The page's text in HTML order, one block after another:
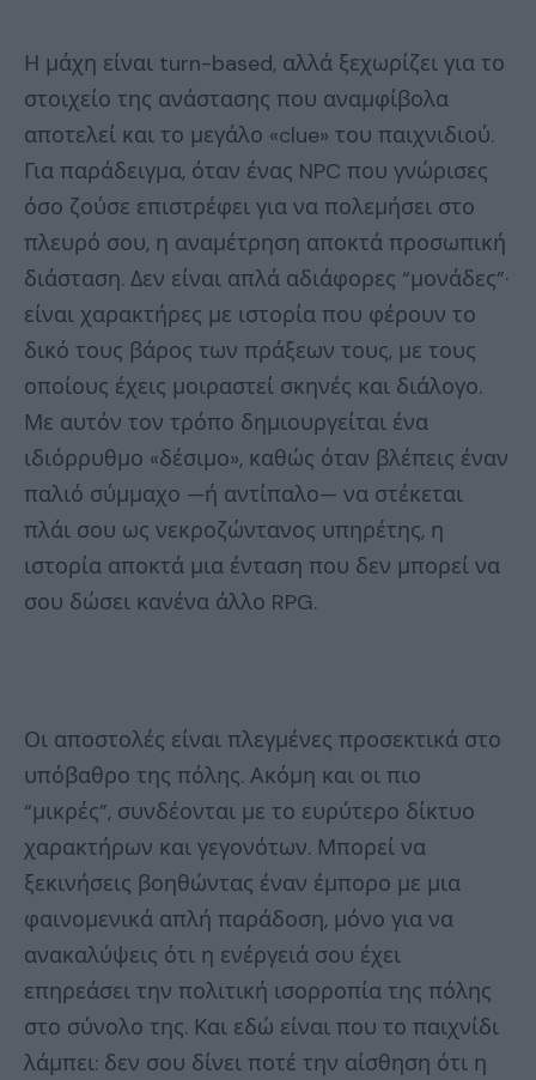
Η μάχη είναι turn-based, αλλά ξεχωρίζει για το
στοιχείο της ανάστασης που αναμφίβολα
αποτελεί και το μεγάλο «clue» του παιχνιδιού.
Για παράδειγμα, όταν ένας NPC που γνώρισες
όσο ζούσε επιστρέφει για να πολεμήσει στο
πλευρό σου, η αναμέτρηση αποκτά προσωπική
διάσταση. Δεν είναι απλά αδιάφορες “μονάδες”·
είναι χαρακτήρες με ιστορία που φέρουν το
δικό τους βάρος των πράξεων τους, με τους
οποίους έχεις μοιραστεί σκηνές και διάλογο.
Με αυτόν τον τρόπο δημιουργείται ένα
ιδιόρρυθμο «δέσιμο», καθώς όταν βλέπεις έναν
παλιό σύμμαχο —ή αντίπαλο— να στέκεται
πλάι σου ως νεκροζώντανος υπηρέτης, η
ιστορία αποκτά μια ένταση που δεν μπορεί να
σου δώσει κανένα άλλο RPG.
Οι αποστολές είναι πλεγμένες προσεκτικά στο
υπόβαθρο της πόλης. Ακόμη και οι πιο
“μικρές”, συνδέονται με το ευρύτερο δίκτυο
χαρακτήρων και γεγονότων. Μπορεί να
ξεκινήσεις βοηθώντας έναν έμπορο με μια
φαινομενικά απλή παράδοση, μόνο για να
ανακαλύψεις ότι η ενέργειά σου έχει
επηρεάσει την πολιτική ισορροπία της πόλης
στο σύνολο της. Και εδώ είναι που το παιχνίδι
λάμπει: δεν σου δίνει ποτέ την αίσθηση ότι η